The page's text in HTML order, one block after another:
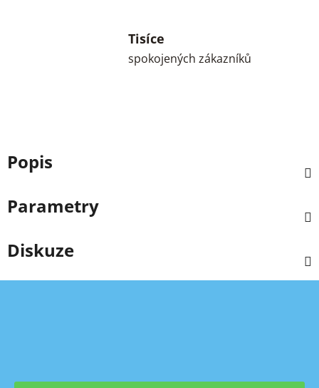
Tisíce
spokojených zákazníků
Popis
Parametry
Diskuze
Z